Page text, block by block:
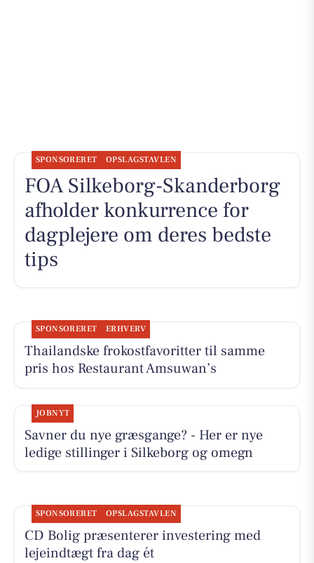
SPONSORERET OPSLAGSTAVLEN
FOA Silkeborg-Skanderborg
afholder konkurrence for
dagplejere om deres bedste
tips
SPONSORERET ERHVERV
Thailandske frokostfavoritter til samme
pris hos Restaurant Amsuwan’s
JOBNYT
Savner du nye græsgange? - Her er nye
ledige stillinger i Silkeborg og omegn
SPONSORERET OPSLAGSTAVLEN
CD Bolig præsenterer investering med
lejeindtægt fra dag ét